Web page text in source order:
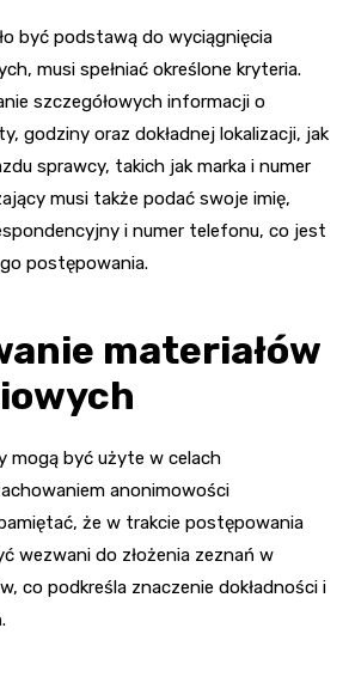
być podstawą do wyciągnięcia
musi spełniać określone kryteria.
szczegółowych informacji o
godziny oraz dokładnej lokalizacji, jak
sprawcy, takich jak marka i numer
musi także podać swoje imię,
i numer telefonu, co jest
postępowania.
materiałów
mogą być użyte w celach
anonimowości
że w trakcie postępowania
wezwani do złożenia zeznań w
co podkreśla znaczenie dokładności i